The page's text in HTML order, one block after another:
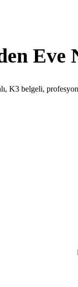
Eve
K3 belgeli,